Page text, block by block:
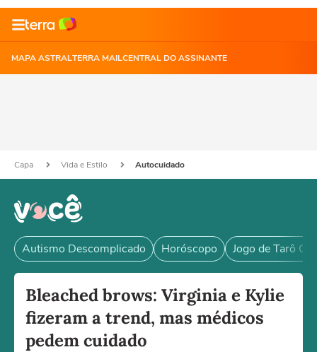
MAPA ASTRALTERRA MAILCENTRAL DO ASSINANTE
Capa Vida e Estilo Autocuidado
Autismo Descomplicado Horóscopo Jogo de Tarô
Bleached brows: Virginia e Kylie
fizeram a trend, mas médicos
pedem cuidado